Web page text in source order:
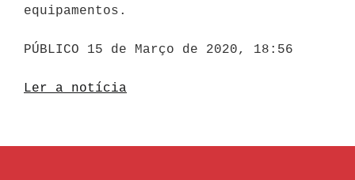
equipamentos.
PÚBLICO 15 de Março de 2020, 18:56
Ler a notícia